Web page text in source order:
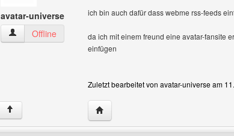
avatar-universe
avatar-universe Benutzer-Profile anzeigen
Offline
ich bin auch dafür dass webme rss-feeds
da ich mit einem freund eine avatar-fansite
einfügen
Zuletzt bearbeitet von avatar-universe am
↑ Website dieses Benutzers